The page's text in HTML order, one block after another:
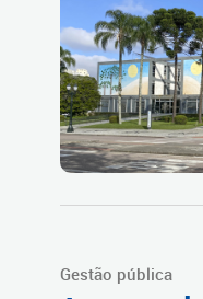
Gestão pública